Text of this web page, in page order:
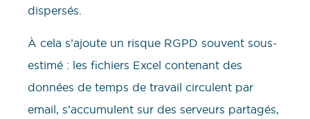
dispersés.
À cela s’ajoute un risque RGPD souvent sous-
estimé : les fichiers Excel contenant des
données de temps de travail circulent par
email, s’accumulent sur des serveurs partagés,